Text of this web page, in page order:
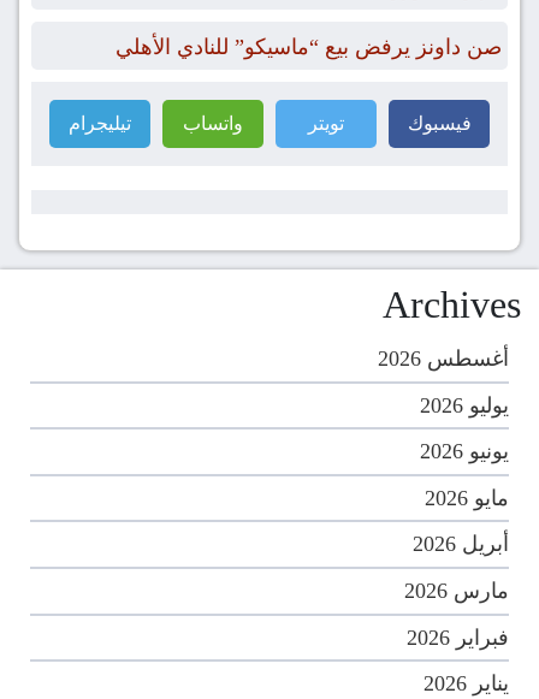
صن داونز يرفض بيع “ماسيكو” للنادي الأهلي
فيسبوك تويتر واتساب تيليجرام
Archives
أغسطس 2026
يوليو 2026
يونيو 2026
مايو 2026
أبريل 2026
مارس 2026
فبراير 2026
يناير 2026